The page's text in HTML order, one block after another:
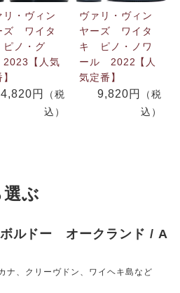
リ・ヴィン
ズ ワイタ
ノ・グ
【人気
4,820円
（税
込）
ヴァリ・ヴィン
ヤーズ ワイタ
キ ピノ・ノワ
ール 2022【人
気定番】
9,820円
（税
込）
ぶ
ルドー オークランド / A
ナ、クリーヴドン、ワイヘキ島など